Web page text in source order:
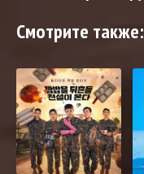
Смотрите также: